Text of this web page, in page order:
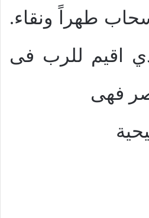
طهراً ونقاء.
اقيم للرب فى
فهى